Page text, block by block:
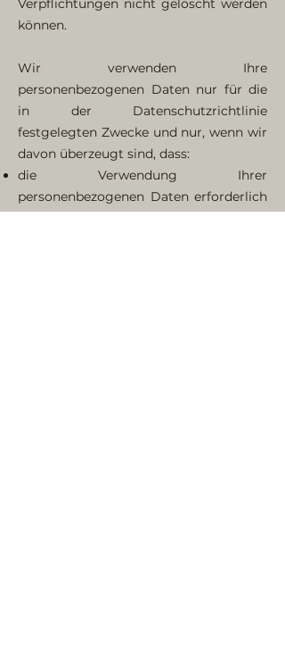
Verpflichtungen nicht gelöscht werden
können.
Wir verwenden Ihre
personenbezogenen Daten nur für die
in der Datenschutzrichtlinie
festgelegten Zwecke und nur, wenn wir
davon überzeugt sind, dass:
die Verwendung Ihrer
personenbezogenen Daten erforderlich